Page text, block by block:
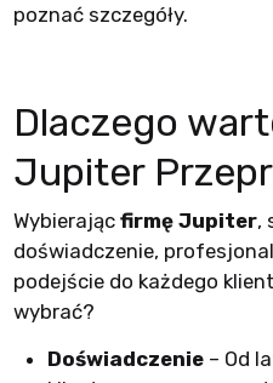
poznać szczegóły.
Dlaczego
Jupiter
Wybierając firmę Jupiter,
doświadczenie,
podejście do każdego
wybrać?
Doświadczenie– Od